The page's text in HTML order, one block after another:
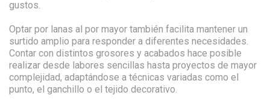
gustos.
Optar por lanas al por mayor también facilita mantener un
surtido amplio para responder a diferentes necesidades.
Contar con distintos grosores y acabados hace posible
realizar desde labores sencillas hasta proyectos de mayor
complejidad, adaptándose a técnicas variadas como el
punto, el ganchillo o el tejido decorativo.